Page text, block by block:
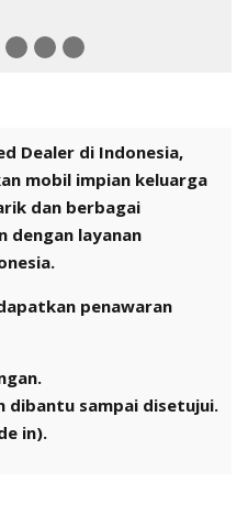
Dealer di Indonesia,
mobil impian keluarga
dan berbagai
dengan layanan
penawaran
dibantu sampai disetujui.
in).